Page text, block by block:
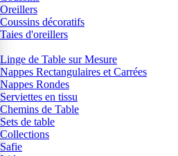
Oreillers
Coussins décoratifs
Taies d'oreillers
Linge de Table sur Mesure
Nappes Rectangulaires et Carrées
Nappes Rondes
Serviettes en tissu
Chemins de Table
Sets de table
Collections
Safie